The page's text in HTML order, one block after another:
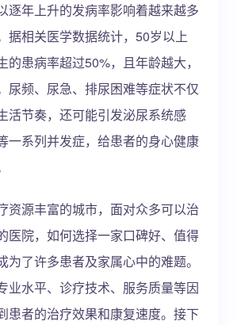
逐年上升的发病率影响着越来越多
据相关医学数据统计，50岁以上
的患病率超过50%，且年龄越大，
尿频、尿急、排尿困难等症状不仅
活节奏，还可能引发泌尿系统感
一系列并发症，给患者的身心健康
资源丰富的城市，面对众多可以治
医院，如何选择一家口碑好、值得
为了许多患者及家属心中的难题。
业水平、诊疗技术、服务质量等因
患者的治疗效果和康复速度。接下